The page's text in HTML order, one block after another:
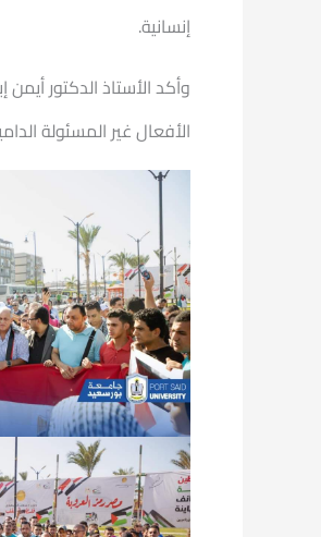
إنسانية.
وأكد الأستاذ الدكتور
الأفعال غير المسئولة